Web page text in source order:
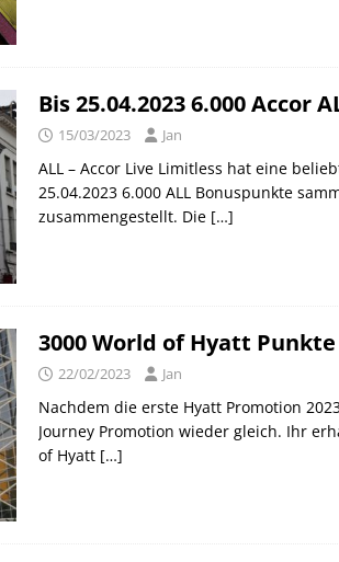
Bis 25.04.2023 6.000 Accor
15/03/2023 Jan
ALL – Accor Live Limitless hat eine
25.04.2023 6.000 ALL Bonuspunkte
zusammengestellt. Die […]
3000 World of Hyatt
22/02/2023 Jan
Nachdem die erste Hyatt Promotion
Journey Promotion wieder gleich. Ihr
of Hyatt […]